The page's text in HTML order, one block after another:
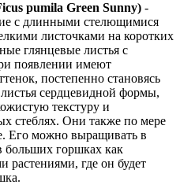
pumila Green Sunny) -
с длинными стелющимися
листочками на коротких
глянцевые листья с
появлении имеют
постепенно становясь
сердцевидной формы,
текстуру и
стеблях. Они также по мере
Его можно выращивать в
больших горшках как
где он будет